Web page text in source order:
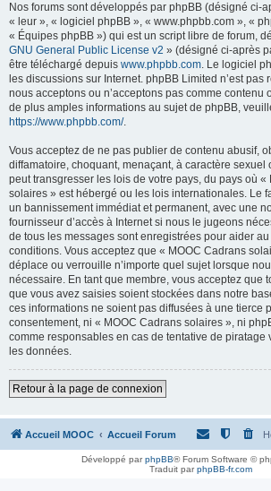
Nos forums sont développés par phpBB (désigné ci-
« leur », « logiciel phpBB », « www.phpbb.com », «
« Équipes phpBB ») qui est un script libre de forum,
GNU General Public License v2 » (désigné ci-après
être téléchargé depuis www.phpbb.com. Le logiciel
les discussions sur Internet. phpBB Limited n’est pas
nous acceptons ou n’acceptons pas comme contenu
de plus amples informations au sujet de phpBB,
https://www.phpbb.com/.
Vous acceptez de ne pas publier de contenu abusif,
diffamatoire, choquant, menaçant, à caractère sexuel
peut transgresser les lois de votre pays, du pays où «
solaires » est hébergé ou les lois internationales. Le
un bannissement immédiat et permanent, avec une
fournisseur d’accès à Internet si nous le jugeons
de tous les messages sont enregistrées pour aider
conditions. Vous acceptez que « MOOC Cadrans
déplace ou verrouille n’importe quel sujet lorsque
nécessaire. En tant que membre, vous acceptez que
que vous avez saisies soient stockées dans notre
ces informations ne soient pas diffusées à une tierce
consentement, ni « MOOC Cadrans solaires », ni
comme responsables en cas de tentative de piratage
les données.
Retour à la page de connexion
Accueil MOOC Accueil Forum
Développé parphpBB® Forum Software ©
Traduit parphpBB-fr.com